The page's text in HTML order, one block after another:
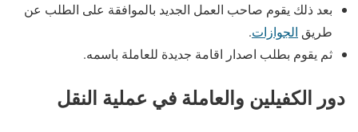
بعد ذلك يقوم صاحب العمل الجديد بالموافقة على الطلب عن
طريق الجوازات.
ثم يقوم بطلب اصدار اقامة جديدة للعاملة باسمه.
دور الكفيلين والعاملة في عملية النقل